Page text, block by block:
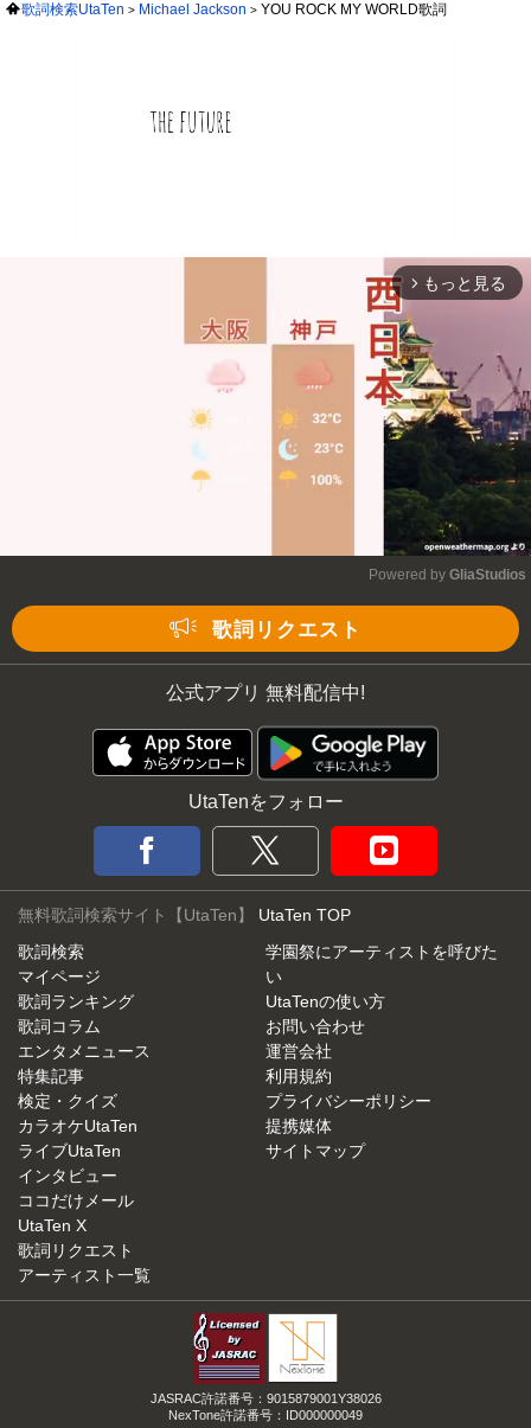
歌詞検索UtaTen Michael Jackson YOU ROCK MY WORLD歌詞
arrow_forward_ios もっと見る
Powered by GliaStudios
歌詞リクエスト
公式アプリ 無料配信中!
UtaTenをフォロー
無料歌詞検索サイト【UtaTen】 UtaTen TOP
歌詞検索
マイページ
歌詞ランキング
歌詞コラム
エンタメニュース
特集記事
検定・クイズ
カラオケUtaTen
ライブUtaTen
インタビュー
ココだけメール
UtaTen X
歌詞リクエスト
アーティスト一覧
学園祭にアーティストを呼びた
い
UtaTenの使い方
お問い合わせ
運営会社
利用規約
プライバシーポリシー
提携媒体
サイトマップ
JASRAC許諾番号：9015879001Y38026
NexTone許諾番号：ID000000049